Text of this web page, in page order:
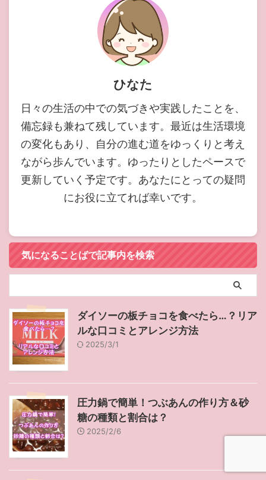
ひなた
日々の生活の中での気づきや実践したことを、
備忘録も兼ねて残しています。最近は生活環境
の変化もあり、自分の進む道をゆっくりと考え
ながら歩んでいます。ゆったりとしたペースで
更新していく予定です。あなたにとっての疑問
にお役に立てれば幸いです。
気になることばで記事内を検索
ダイソーの板チョコを食べたら…？リア
ルな口コミとアレンジ方法
2025/3/1
圧力鍋で簡単！つぶあんの作り方＆砂
糖の種類と割合は？
2025/2/6